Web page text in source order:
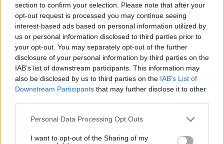
section to confirm your selection. Please note that after your
opt-out request is processed you may continue seeing
interest-based ads based on personal information utilized by
us or personal information disclosed to third parties prior to
your opt-out. You may separately opt-out of the further
disclosure of your personal information by third parties on the
IAB’s list of downstream participants. This information may
also be disclosed by us to third parties on the IAB’s List of
Downstream Participants that may further disclose it to other
Please note that this website/app uses one or more Google
not limited to your visit or usage behaviour. You may click to
Personal Data Processing Opt Outs
I want to opt-out of the Sharing of my
ΣΧΟΛΙΑ(20)
ΠΡΟΣΘΗΚΗ ΣΧΟΛΙΟΥ
Σακίλ
12.06.2026, 06:16
Περάσατε τόσα πολλά χρόνια πριν , εντελώς λάθος
μόνο για τον ευατούλη σας... Ο καθένας μας όπως τα
καταφέρνει και όπως τα καταφέρει . Τον κάθε